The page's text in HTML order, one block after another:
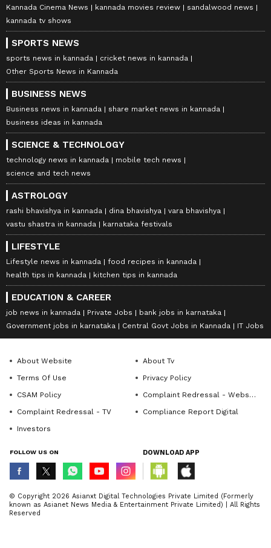
Kannada Cinema News kannada movies review
sandalwood news
kannada tv shows
SPORTS NEWS
sports news in kannada
cricket news in kannada
Other Sports News in Kannada
BUSINESS NEWS
Business news in kannada
share market news in kannada
business ideas in kannada
SCIENCE & TECHNOLOGY
technology news in kannada
mobile tech news
science and tech news
ASTROLOGY
rashi bhavishya in kannada dina bhavishya
vara bhavishya
vastu shastra in kannada
karnataka festivals
LIFESTYLE
Lifestyle news in kannada
food recipes in kannada
health tips in kannada
kitchen tips in kannada
EDUCATION & CAREER
job news in kannada Private Jobs
bank jobs in karnataka
Government jobs in karnataka
Central Govt Jobs in Kannada IT Jobs
About Website
About Tv
Terms Of Use
Privacy Policy
CSAM Policy
Complaint Redressal - Website
Complaint Redressal - TV
Compliance Report Digital
Investors
FOLLOW US ON DOWNLOAD APP
© Copyright 2026 Asianxt Digital Technologies Private Limited (Formerly
known as Asianet News Media & Entertainment Private Limited) | All Rights
Reserved